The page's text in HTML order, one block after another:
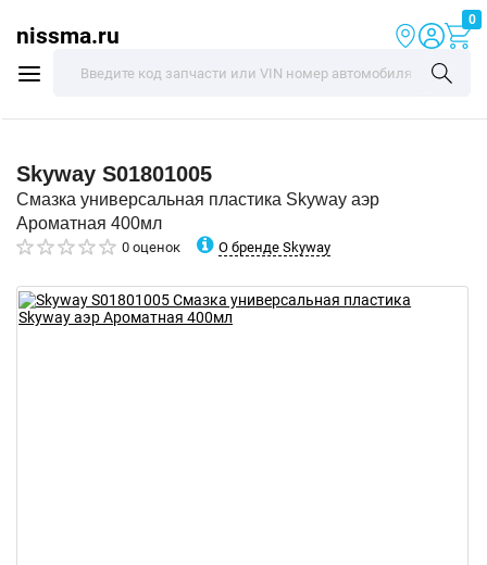
nissma.ru
0
Skyway S01801005
Смазка универсальная пластика Skyway аэр
Ароматная 400мл
0 оценок О бренде Skyway